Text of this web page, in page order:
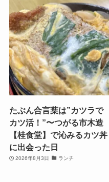
たぶん合言葉は”カツラで
カツ活！”〜つがる市木造
【桂食堂】で沁みるカツ丼
に出会った日
2026年8月3日 ランチ